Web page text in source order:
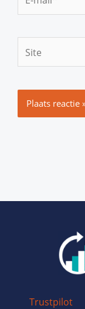
mail*
Trustpilot